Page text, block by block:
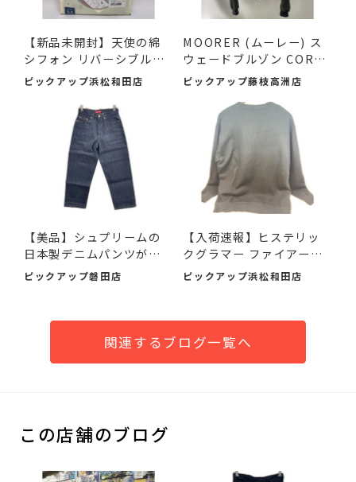
【新品未開封】天使の綿
シフォン リバーシブルボ
ト...
ピックアップ浜松和田店
MOORER (ムーレー) ス
ウェードブルゾン COREL
I-UR ...
ピックアップ藤枝高洲店
【美品】シュプリームの
日本製デニムパンツが入
荷...
ピックアップ磐田店
【入荷速報】ヒステリッ
クグラマー ファイアーベ
ア...
ピックアップ浜松和田店
関連するブログ一覧へ
この店舗のブログ